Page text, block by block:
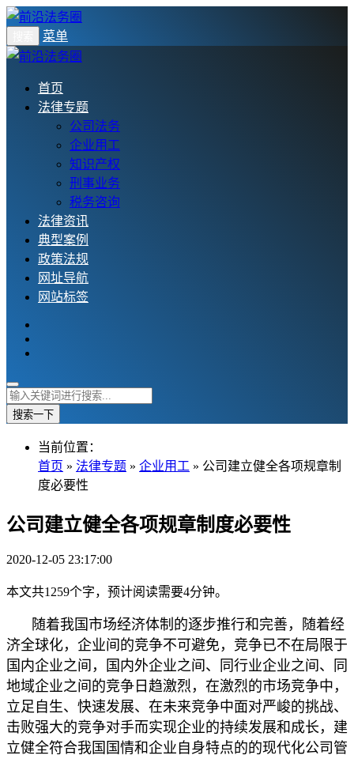
菜单
首页
法律专题
公司法务
企业用工
知识产权
刑事业务
税务咨询
法律资讯
典型案例
政策法规
网址导航
网站标签
搜索一下
当前位置：
首页 » 法律专题 » 企业用工 » 公司建立健全各项规章制
度必要性
公司建立健全各项规章制度必要性
2020-12-05 23:17:00
本文共1259个字，预计阅读需要4分钟。
随着我国市场经济体制的逐步推行和完善，随着经
济全球化，企业间的竞争不可避免，竞争已不在局限于
国内企业之间，国内外企业之间、同行业企业之间、同
地域企业之间的竞争日趋激烈，在激烈的市场竞争中，
立足自生、快速发展、在未来竞争中面对严峻的挑战、
击败强大的竞争对手而实现企业的持续发展和成长，建
立健全符合我国国情和企业自身特点的的现代化公司管